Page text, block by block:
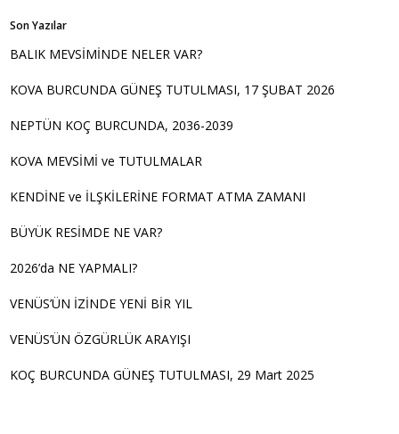
Son Yazılar
BALIK MEVSİMİNDE NELER VAR?
KOVA BURCUNDA GÜNEŞ TUTULMASI, 17 ŞUBAT 2026
NEPTÜN KOÇ BURCUNDA, 2036-2039
KOVA MEVSİMİ ve TUTULMALAR
KENDİNE ve İLŞKİLERİNE FORMAT ATMA ZAMANI
BÜYÜK RESİMDE NE VAR?
2026’da NE YAPMALI?
VENÜS’ÜN İZİNDE YENİ BİR YIL
VENÜS’ÜN ÖZGÜRLÜK ARAYIŞI
KOÇ BURCUNDA GÜNEŞ TUTULMASI, 29 Mart 2025